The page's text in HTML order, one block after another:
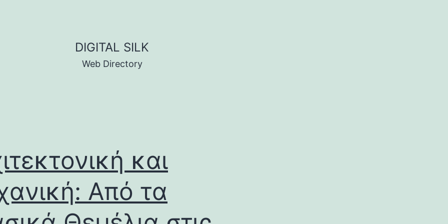
DIGITAL SILK
Web Directory
και
Από τα